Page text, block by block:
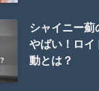
シャイニー薊
やばい！ロイ
動とは？